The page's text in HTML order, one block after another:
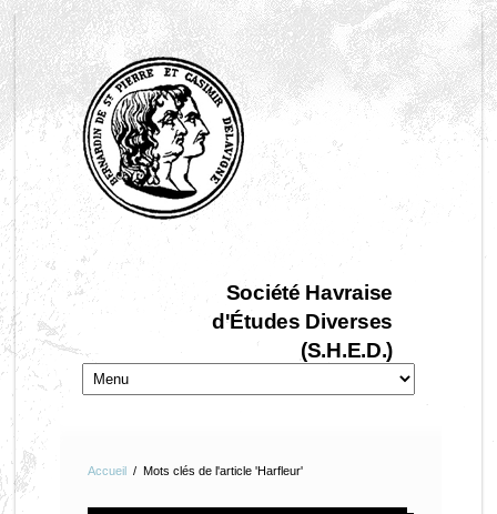
Société Havraise
d'Études Diverses
(S.H.E.D.)
Accueil / Mots clés de l'article 'Harfleur'